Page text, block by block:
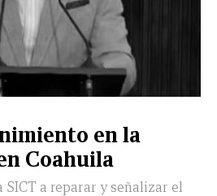
en la
Coahuila
a reparar y señalizar el